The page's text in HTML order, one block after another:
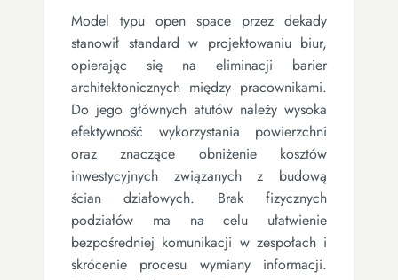
Model typu open space przez dekady
stanowił standard w projektowaniu biur,
opierając się na eliminacji barier
architektonicznych między pracownikami.
Do jego głównych atutów należy wysoka
efektywność wykorzystania powierzchni
oraz znaczące obniżenie kosztów
inwestycyjnych związanych z budową
ścian działowych. Brak fizycznych
podziałów ma na celu ułatwienie
bezpośredniej komunikacji w zespołach i
skrócenie procesu wymiany informacji.